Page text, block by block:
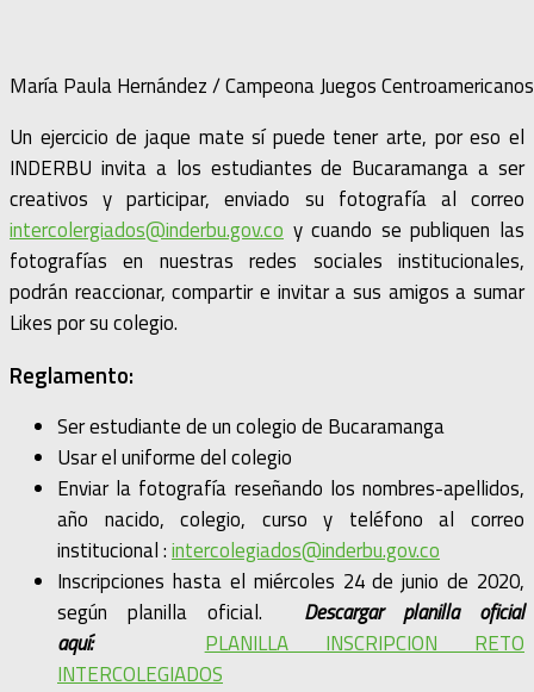
María Paula Hernández / Campeona Juegos
Un ejercicio de jaque mate sí puede tener arte, por eso el
INDERBU invita a los estudiantes de Bucaramanga a ser
creativos y participar, enviado su fotografía al correo
intercolergiados@inderbu.gov.co y cuando se publiquen las
fotografías en nuestras redes sociales institucionales,
podrán reaccionar, compartir e invitar a sus amigos a sumar
Likes por su colegio.
Reglamento:
Ser estudiante de un colegio de Bucaramanga
Usar el uniforme del colegio
Enviar la fotografía reseñando los nombres-apellidos,
año nacido, colegio, curso y teléfono al correo
institucional :intercolegiados@inderbu.gov.co
Inscripciones hasta el miércoles 24 de junio de 2020,
según planilla oficial. Descargar planilla oficial
aquí:
PLANILLA INSCRIPCION RETO
INTERCOLEGIADOS